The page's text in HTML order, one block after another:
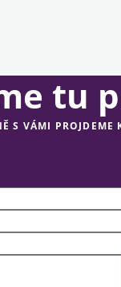
tu
S VÁMI PROJDEME